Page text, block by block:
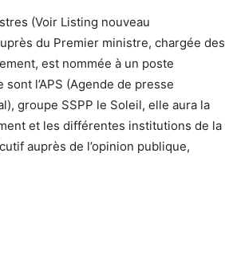
(Voir Listing nouveau
du Premier ministre, chargée des
est nommée à un poste
l’APS (Agende de presse
groupe SSPP le Soleil, elle aura la
et les différentes institutions de la
auprès de l’opinion publique,